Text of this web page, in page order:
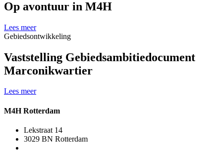
Op avontuur in M4H
Lees meer
Gebiedsontwikkeling
Vaststelling Gebiedsambitiedocument
Marconikwartier
Lees meer
M4H Rotterdam
Lekstraat 14
3029 BN Rotterdam